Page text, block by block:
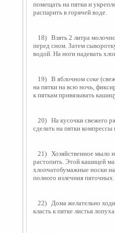
помещать на пятки и
распарить в горячей воде.
перед сном. Затем
водой. На ноги надевать
на пятки на всю ночь,
к пяткам привязывать
сделать на пятки
растопить. Этой кашицей
хлопчатобумажные носки
полного излечния
класть к пятке листья